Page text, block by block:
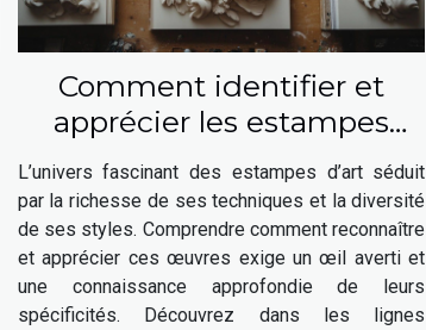
Comment identifier et
apprécier les estampes
d'art ?
L’univers fascinant des estampes d’art séduit
par la richesse de ses techniques et la diversité
de ses styles. Comprendre comment reconnaître
et apprécier ces œuvres exige un œil averti et
une connaissance approfondie de leurs
spécificités. Découvrez dans les lignes